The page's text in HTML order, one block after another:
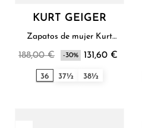
KURT GEIGER
Zapatos de mujer Kurt
188,00 € -30% 131,60 €
36 37½ 38½